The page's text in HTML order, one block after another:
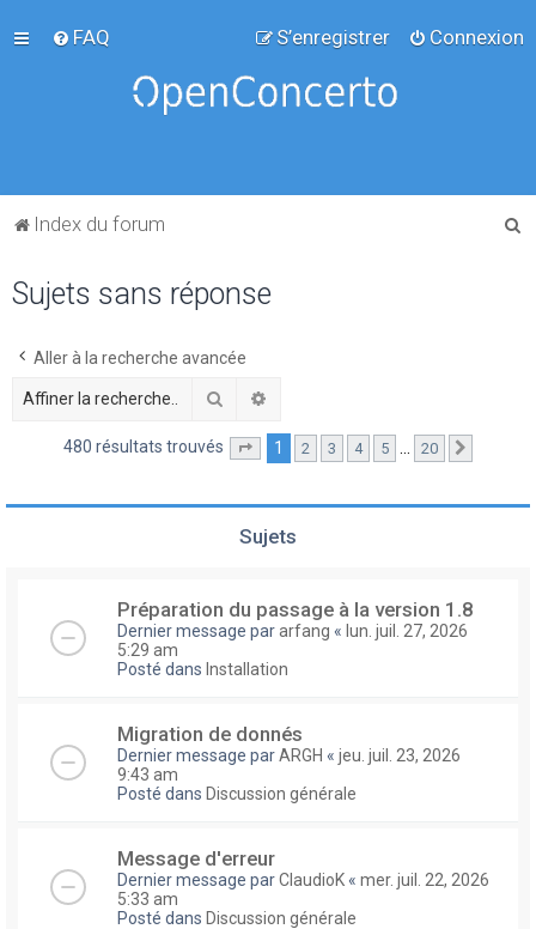
FAQ Connexion
S’enregistrer
Index du forum
Sujets sans réponse
Aller à la recherche avancée
Rechercher
480 résultats trouvés Page sur20
1 2 3 4 5 … 20
Sujets
Préparation du passage à la version 1.8
Dernier message pararfang « lun. juil. 27, 2026
5:29 am
Posté dans Installation
Migration de donnés
Dernier message parARGH « jeu. juil. 23, 2026
9:43 am
Posté dans Discussion générale
Message d'erreur
Dernier message parClaudioK « mer. juil. 22, 2026
5:33 am
Posté dans Discussion générale